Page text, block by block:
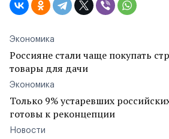
Экономика
Россияне стали чаще покупать
товары для дачи
Экономика
Только 9% устаревших
готовы к реконцепции
Новости